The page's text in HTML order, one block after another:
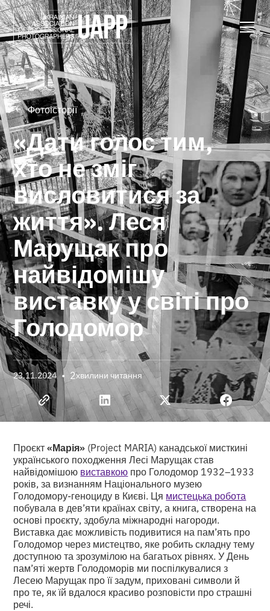
Фотоісторії
«Дати голос тим,
хто не зміг
висловитися за
життя». Леся
Марущак про
найвідомішу
виставку у світі про
Голодомор
23.11.2024 • 2хвилини читання
Проєкт«Марія» (Project MARIA) канадської мисткині
українського походження Лесі Марущак став
найвідомішою виставкою про Голодомор 1932–1933
років, за визнанням Національного музею
Голодомору-геноциду в Києві. Ця мистецька робота
побувала в дев’яти країнах світу, а книга, створена на
основі проєкту, здобула міжнародні нагороди.
Виставка дає можливість подивитися на пам’ять про
Голодомор через мистецтво, яке робить складну тему
доступною та зрозумілою на багатьох рівнях. У День
пам’яті жертв Голодоморів ми поспілкувалися з
Лесею Марущак про її задум, приховані символи й
про те, як їй вдалося красиво розповісти про страшні
речі.